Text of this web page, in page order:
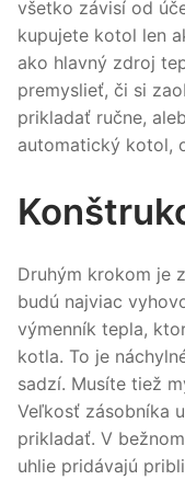
všetko závisí od
kupujete kotol len
ako hlavný zdroj
premyslieť, či si
prikladať ručne,
automatický kotol,
Druhým krokom je
budú najviac
výmenník tepla,
kotla. To je
sadzí. Musíte tiež
Veľkosť zásobníka
prikladať. V
uhlie pridávajú